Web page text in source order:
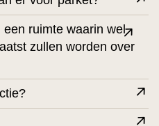
ruimte waarin wel
zullen worden over